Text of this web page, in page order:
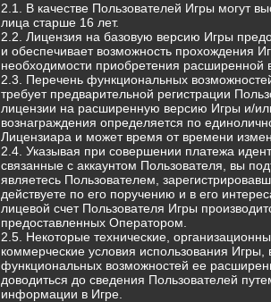
2.1. В качестве Пользователей Игры могут
лица старше 16 лет.
2.2. Лицензия на базовую версию Игры
и обеспечивает возможность прохождения
необходимости приобретения расширенной
2.3. Перечень функциональных
требует предварительной регистрации
лицензии на расширенную версию Игры и/
вознаграждения определяется по
Лицензиара и может время от времени
2.4. Указывая при совершении платежа
связанные с аккаунтом Пользователя, вы
являетесь Пользователем,
действуете по его поручению и в его
лицевой счет Пользователя Игры
предоставленных Оператором.
2.5. Некоторые технические,
коммерческие условия использования Игры,
функциональных возможностей ее
доводиться до сведения Пользователей
информации в Игре.